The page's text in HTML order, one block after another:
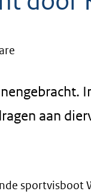
aan
sportvisboot